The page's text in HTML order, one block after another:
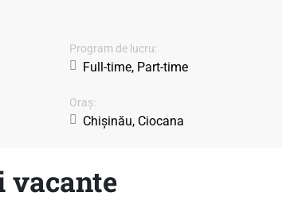
Program de lucru:
Full-time, Part-time
Oraș:
Chișinău, Ciocana
vacante